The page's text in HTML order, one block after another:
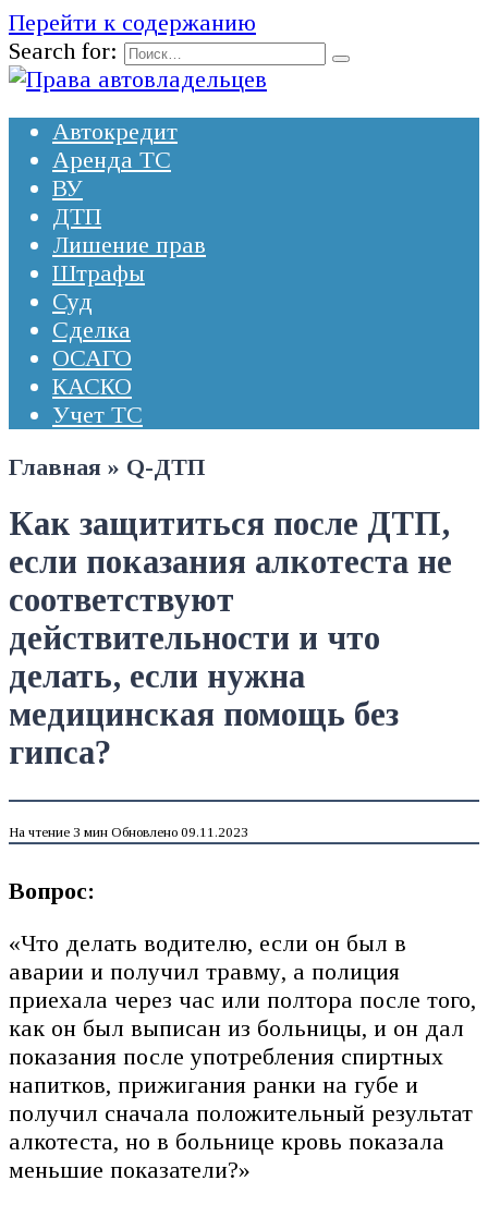
Перейти к содержанию
Search for:
Автокредит
Аренда ТС
ВУ
ДТП
Лишение прав
Штрафы
Суд
Сделка
ОСАГО
КАСКО
Учет ТС
Главная » Q-ДТП
Как защититься после ДТП,
если показания алкотеста не
соответствуют
действительности и что
делать, если нужна
медицинская помощь без
гипса?
На чтение 3 мин Обновлено 09.11.2023
Вопрос:
«Что делать водителю, если он был в
аварии и получил травму, а полиция
приехала через час или полтора после того,
как он был выписан из больницы, и он дал
показания после употребления спиртных
напитков, прижигания ранки на губе и
получил сначала положительный результат
алкотеста, но в больнице кровь показала
меньшие показатели?»